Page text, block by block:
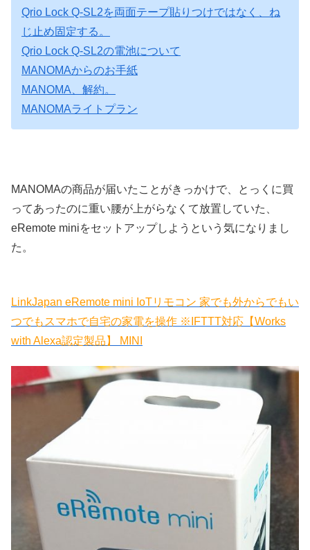
Qrio Lock Q-SL2を両面テープ貼りつけではなく、ね
じ止め固定する。
Qrio Lock Q-SL2の電池について
MANOMAからのお手紙
MANOMA、解約。
MANOMAライトプラン
MANOMAの商品が届いたことがきっかけで、とっくに買
ってあったのに重い腰が上がらなくて放置していた、
eRemote miniをセットアップしようという気になりまし
た。
LinkJapan eRemote mini IoTリモコン 家でも外からでもい
つでもスマホで自宅の家電を操作 ※IFTTT対応【Works
with Alexa認定製品】 MINI